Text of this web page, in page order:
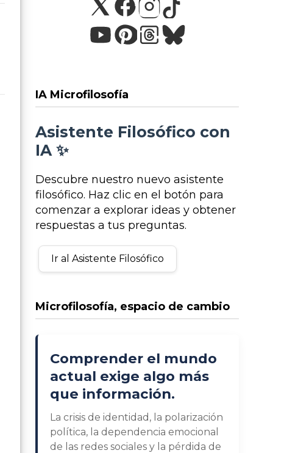
IA Microfilosofía
Asistente Filosófico con
IA ✨
Descubre nuestro nuevo asistente
filosófico. Haz clic en el botón para
comenzar a explorar ideas y obtener
respuestas a tus preguntas.
Ir al Asistente Filosófico
Microfilosofía, espacio de cambio
Comprender el mundo
actual exige algo más
que información.
La crisis de identidad, la polarización
política, la dependencia emocional
de las redes sociales y la pérdida de